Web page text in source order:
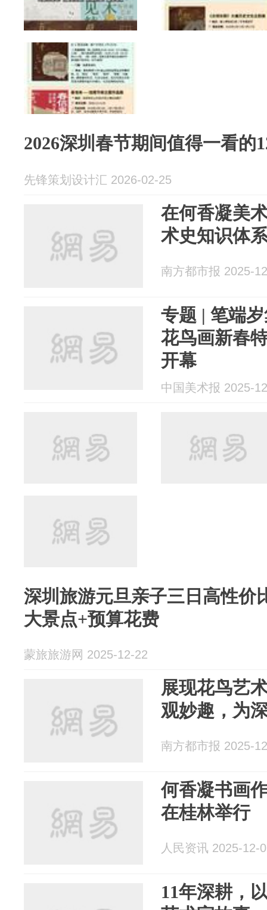
2026深圳春节期间值得一看的
先锋策划设计汇 2026-02-25
在何香凝美
术史知识体
南方都市报 2025-
专题 | 笔端
花鸟画新春
开幕
中国美术报 2025-
深圳旅游元旦亲子三日高性价
大景点+预算花费
蒙旅旅游网 2025-12-22
展现花鸟艺
观妙趣，为
南方都市报 2025-
何香凝书画
在桂林举行
人民资讯 2025-12-
11年深耕，